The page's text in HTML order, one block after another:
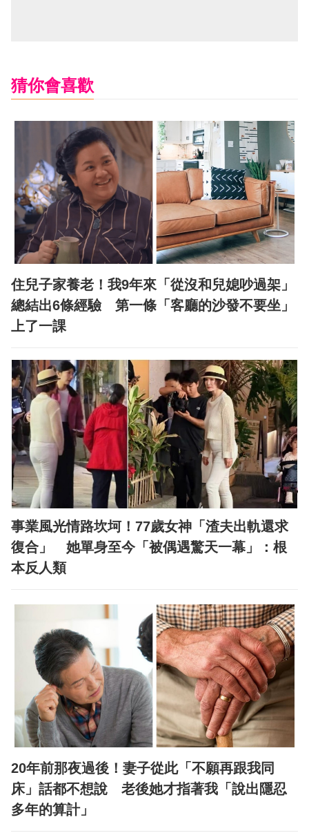
猜你會喜歡
住兒子家養老！我9年來「從沒和兒媳吵過架」
總結出6條經驗 第一條「客廳的沙發不要坐」
上了一課
事業風光情路坎坷！77歲女神「渣夫出軌還求
復合」 她單身至今「被偶遇驚天一幕」：根
本反人類
20年前那夜過後！妻子從此「不願再跟我同
床」話都不想說 老後她才指著我「說出隱忍
多年的算計」